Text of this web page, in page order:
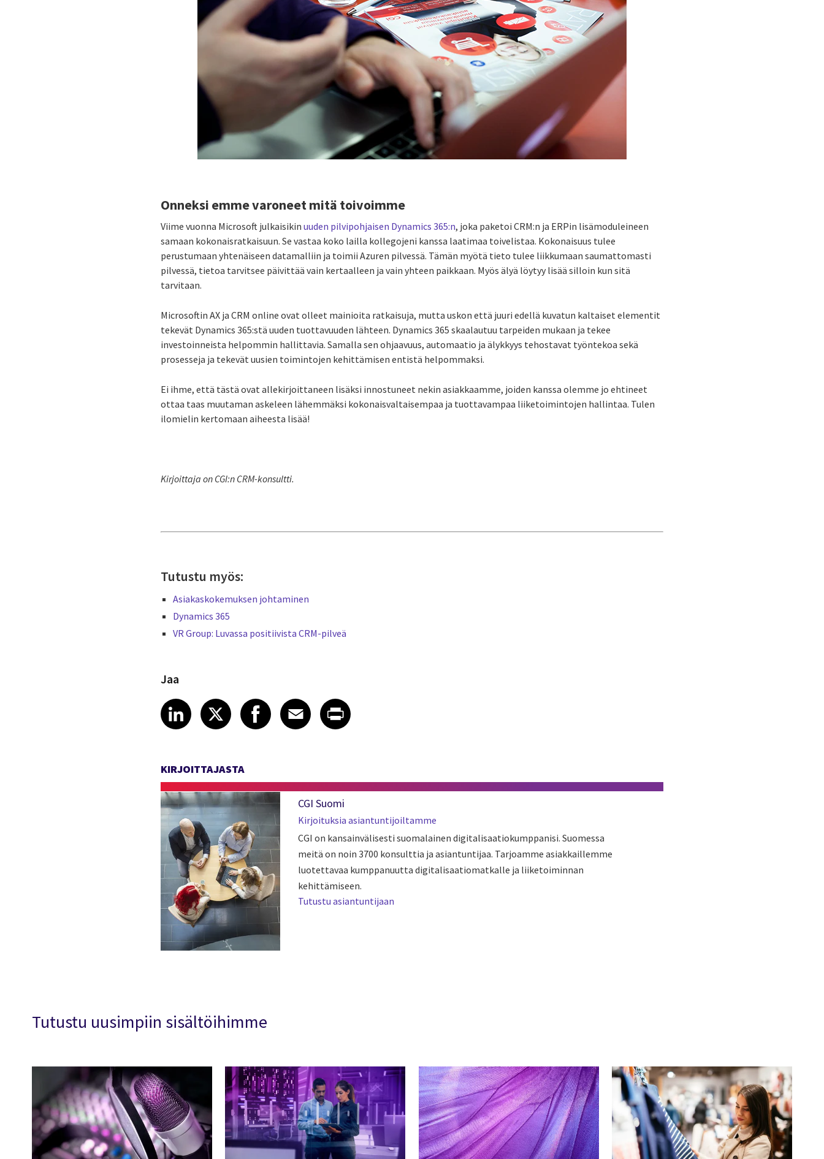
Onneksi emme varoneet mitä toivoimme
Viime vuonna Microsoft julkaisikinuuden pilvipohjaisen Dynamics 365:n, joka paketoi CRM:n ja ERPin lisämoduleineen
samaan kokonaisratkaisuun. Se vastaa koko lailla kollegojeni kanssa laatimaa toivelistaa. Kokonaisuus tulee
perustumaan yhtenäiseen datamalliin ja toimii Azuren pilvessä. Tämän myötä tieto tulee liikkumaan saumattomasti
pilvessä, tietoa tarvitsee päivittää vain kertaalleen ja vain yhteen paikkaan. Myös älyä löytyy lisää silloin kun sitä
tarvitaan.
Microsoftin AX ja CRM online ovat olleet mainioita ratkaisuja, mutta uskon että juuri edellä kuvatun kaltaiset elementit
tekevät Dynamics 365:stä uuden tuottavuuden lähteen. Dynamics 365 skaalautuu tarpeiden mukaan ja tekee
investoinneista helpommin hallittavia. Samalla sen ohjaavuus, automaatio ja älykkyys tehostavat työntekoa sekä
prosesseja ja tekevät uusien toimintojen kehittämisen entistä helpommaksi.
Ei ihme, että tästä ovat allekirjoittaneen lisäksi innostuneet nekin asiakkaamme, joiden kanssa olemme jo ehtineet
ottaa taas muutaman askeleen lähemmäksi kokonaisvaltaisempaa ja tuottavampaa liiketoimintojen hallintaa. Tulen
ilomielin kertomaan aiheesta lisää!
Kirjoittaja on CGI:n CRM-konsultti.
Tutustu myös:
Asiakaskokemuksen johtaminen
Dynamics 365
VR Group: Luvassa positiivista CRM-pilveä
Jaa
Share article on LinkedIn
LinkedIn
Share article on X
XShare article on Facebook
Facebook
Share article on Email
Email
Share article on Print
KIRJOITTAJASTA
CGI Suomi
Kirjoituksia asiantuntijoiltamme
CGI on kansainvälisesti suomalainen digitalisaatiokumppanisi. Suomessa
meitä on noin 3700 konsulttia ja asiantuntijaa. Tarjoamme asiakkaillemme
luotettavaa kumppanuutta digitalisaatiomatkalle ja liiketoiminnan
kehittämiseen.
Tutustu asiantuntijaan
Tutustu uusimpiin sisältöihimme